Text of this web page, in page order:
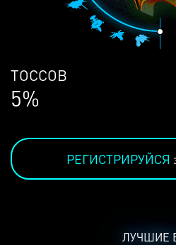
ЛЮДЕЙ
68%
РЕГИСТРИРУЙСЯ
ЛУЧШИЕ